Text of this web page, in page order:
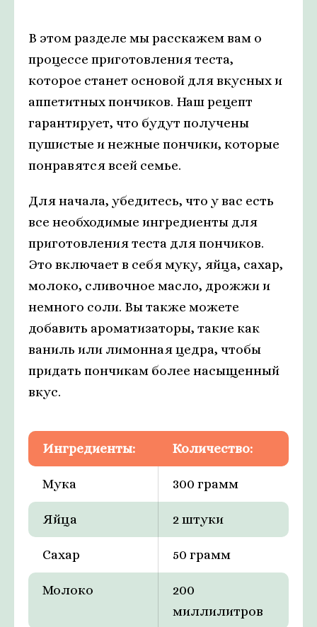
В этом разделе мы расскажем вам о
процессе приготовления теста,
которое станет основой для вкусных и
аппетитных пончиков. Наш рецепт
гарантирует, что будут получены
пушистые и нежные пончики, которые
понравятся всей семье.
Для начала, убедитесь, что у вас есть
все необходимые ингредиенты для
приготовления теста для пончиков.
Это включает в себя муку, яйца, сахар,
молоко, сливочное масло, дрожжи и
немного соли. Вы также можете
добавить ароматизаторы, такие как
ваниль или лимонная цедра, чтобы
придать пончикам более насыщенный
вкус.
Ингредиенты: Количество:
Мука 300 грамм
Яйца 2 штуки
Сахар 50 грамм
Молоко
200
миллилитров